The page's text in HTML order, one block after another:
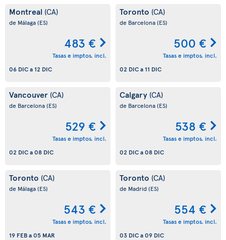
Montreal (CA)
de Málaga(ES)
483 €
Tasas e imptos. incl.
06 DICa 12 DIC
Toronto (CA)
de Barcelona(ES)
500 €
Tasas e imptos. incl.
02 DICa 11 DIC
Vancouver (CA)
de Barcelona(ES)
529 €
Tasas e imptos. incl.
02 DICa08 DIC
Calgary (CA)
de Barcelona(ES)
538 €
Tasas e imptos. incl.
02 DICa08 DIC
Toronto (CA)
de Málaga(ES)
543 €
Tasas e imptos. incl.
19 FEBa05 MAR
Toronto (CA)
de Madrid(ES)
554 €
Tasas e imptos. incl.
03 DICa09 DIC